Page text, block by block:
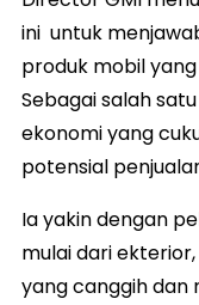
ini untuk
produk mobil
Sebagai salah
ekonomi yang
potensial
Ia yakin dengan
mulai dari
yang canggih dan